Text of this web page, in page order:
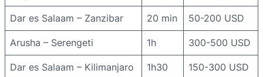
Dar es Salaam – Zanzibar 20 min 50-200 USD
Arusha – Serengeti 1h 300-500 USD
Dar es Salaam – Kilimanjaro 1h30 150-300 USD